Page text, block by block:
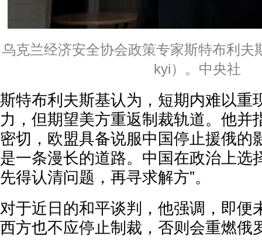
乌克兰经济安全协会政策专家斯特布利夫
kyi）。中央社
斯特布利夫斯基认为，短期内难以重
力，但期望美方重返制裁轨道。他并
密切，欧盟具备说服中国停止援俄的
是一条漫长的道路。中国在政治上选
先得认清问题，再寻求解方”。
对于近日的和平谈判，他强调，即便
西方也不应停止制裁，否则会重燃俄